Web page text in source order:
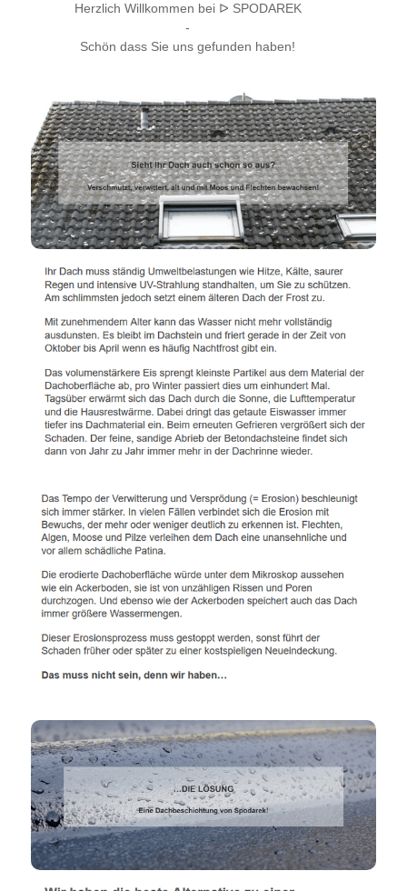
Herzlich Willkommen bei ᐅ SPODAREK
-
Schön dass Sie uns gefunden haben!